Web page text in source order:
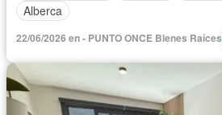
Alberca
22/06/2026 en - PUNTO ONCE Bienes Raíces